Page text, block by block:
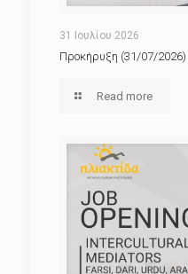
31 Ιουλίου 2026
Προκήρυξη (31/07/
Read more